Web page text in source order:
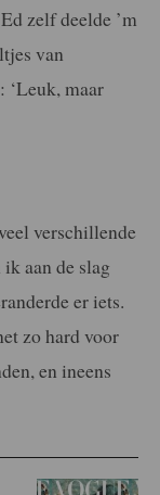
zelf deelde ’m
van
‘Leuk, maar
verschillende
aan de slag
er iets.
zo hard voor
en ineens